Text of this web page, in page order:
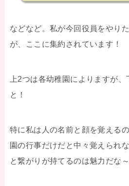
などなど。私が今回役員をやり
が、ここに集約されています！
上2つは各幼稚園によりますが
と！
特に私は人の名前と顔を覚える
園の行事だけだと中々覚えられ
と繋がりが持てるのは魅力だな